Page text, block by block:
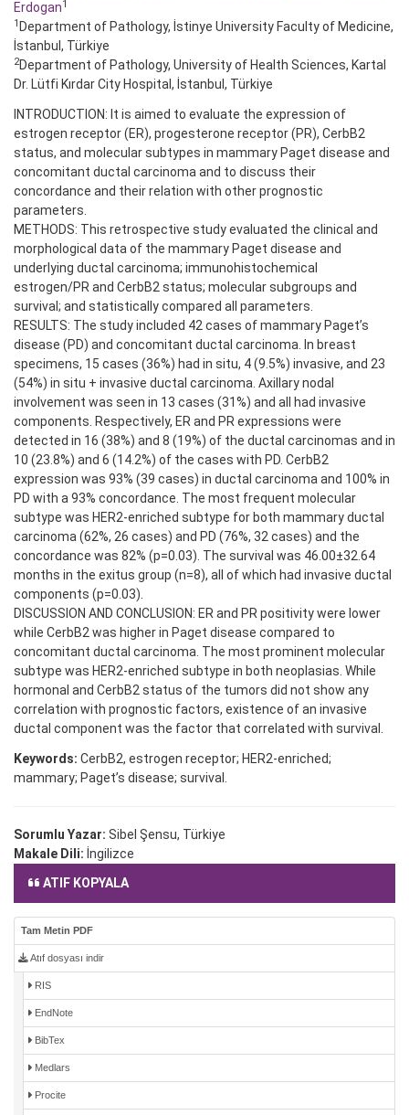
Erdogan1
1 Department of Pathology, İstinye University Faculty of Medicine,
İstanbul, Türkiye
2Department of Pathology, University of Health Sciences, Kartal
Dr. Lütfi Kırdar City Hospital, İstanbul, Türkiye
INTRODUCTION: It is aimed to evaluate the expression of
estrogen receptor (ER), progesterone receptor (PR), CerbB2
status, and molecular subtypes in mammary Paget disease and
concomitant ductal carcinoma and to discuss their
concordance and their relation with other prognostic
parameters.
METHODS: This retrospective study evaluated the clinical and
morphological data of the mammary Paget disease and
underlying ductal carcinoma; immunohistochemical
estrogen/PR and CerbB2 status; molecular subgroups and
survival; and statistically compared all parameters.
RESULTS: The study included 42 cases of mammary Paget’s
disease (PD) and concomitant ductal carcinoma. In breast
specimens, 15 cases (36%) had in situ, 4 (9.5%) invasive, and 23
(54%) in situ + invasive ductal carcinoma. Axillary nodal
involvement was seen in 13 cases (31%) and all had invasive
components. Respectively, ER and PR expressions were
detected in 16 (38%) and 8 (19%) of the ductal carcinomas and in
10 (23.8%) and 6 (14.2%) of the cases with PD. CerbB2
expression was 93% (39 cases) in ductal carcinoma and 100% in
PD with a 93% concordance. The most frequent molecular
subtype was HER2-enriched subtype for both mammary ductal
carcinoma (62%, 26 cases) and PD (76%, 32 cases) and the
concordance was 82% (p=0.03). The survival was 46.00±32.64
months in the exitus group (n=8), all of which had invasive ductal
components (p=0.03).
DISCUSSION AND CONCLUSION: ER and PR positivity were lower
while CerbB2 was higher in Paget disease compared to
concomitant ductal carcinoma. The most prominent molecular
subtype was HER2-enriched subtype in both neoplasias. While
hormonal and CerbB2 status of the tumors did not show any
correlation with prognostic factors, existence of an invasive
ductal component was the factor that correlated with survival.
Keywords: CerbB2, estrogen receptor; HER2-enriched;
mammary; Paget’s disease; survival.
Sorumlu Yazar: Sibel Şensu, Türkiye
Makale Dili: İngilizce
ATIF KOPYALA
Tam Metin PDF
Atıf dosyası indir
RIS
EndNote
BibTex
Medlars
Procite